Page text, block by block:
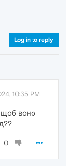
Log in to reply
10:35 PM
щоб воно
0